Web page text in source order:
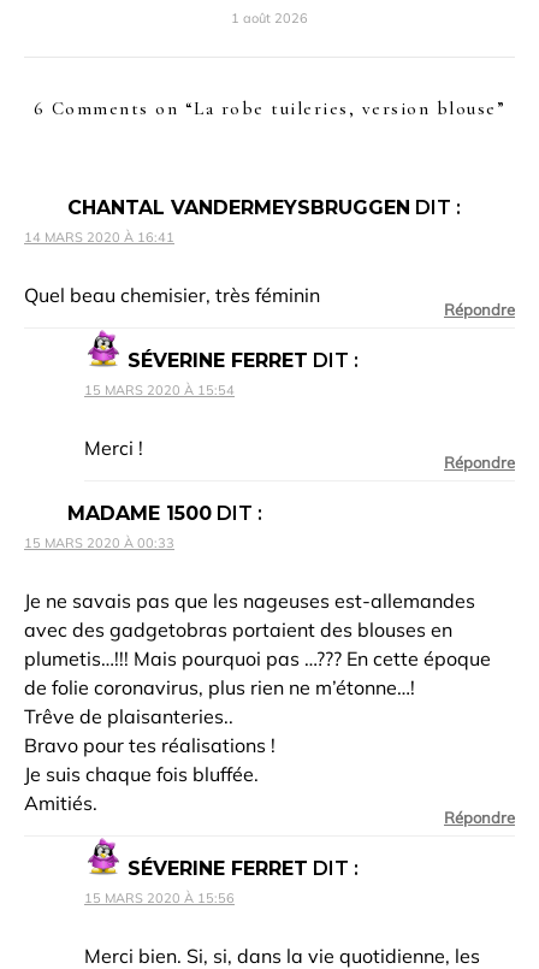
1 août 2026
6 Comments on “La robe tuileries, version blouse ”
CHANTAL VANDERMEYSBRUGGEN DIT :
14 MARS 2020 À 16:41
Quel beau chemisier, très féminin
Répondre
SÉVERINE FERRET DIT :
15 MARS 2020 À 15:54
Merci !
Répondre
MADAME 1500 DIT :
15 MARS 2020 À 00:33
Je ne savais pas que les nageuses est-allemandes
avec des gadgetobras portaient des blouses en
plumetis…!!! Mais pourquoi pas …??? En cette époque
de folie coronavirus, plus rien ne m’étonne…!
Trêve de plaisanteries..
Bravo pour tes réalisations !
Je suis chaque fois bluffée.
Amitiés.
Répondre
SÉVERINE FERRET DIT :
15 MARS 2020 À 15:56
Merci bien. Si, si, dans la vie quotidienne, les